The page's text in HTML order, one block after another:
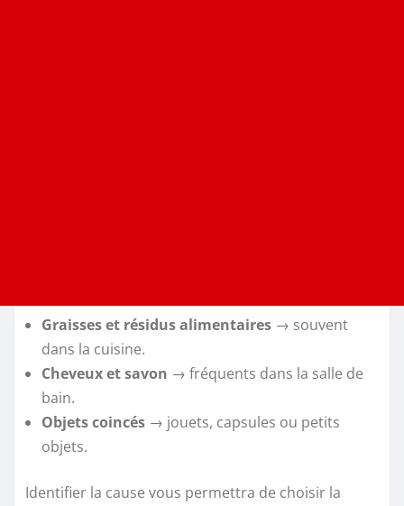
Graisses et résidus alimentaires → souvent
dans la cuisine.
Cheveux et savon → fréquents dans la salle de
bain.
Objets coincés → jouets, capsules ou petits
objets.
Identifier la cause vous permettra de choisir la